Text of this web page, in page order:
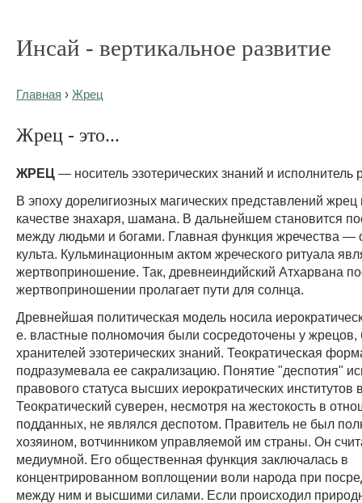
Инсай - вертикальное развитие
Главная › Жрец
Жрец - это...
ЖРЕЦ — носитель эзотерических знаний и исполнитель
В эпоху дорелигиозных магических представлений жрец
качестве знахаря, шамана. В дальнейшем становится
между людьми и богами. Главная функция жречества —
культа. Кульминационным актом жреческого ритуала
жертвоприношение. Так, древнеиндийский Атхарвана
жертвоприношении пролагает пути для солнца.
Древнейшая политическая модель носила
е. властные полномочия были сосредоточены у жрецов,
хранителей эзотерических знаний. Теократическая
подразумевала ее сакрализацию. Понятие "деспотия"
правового статуса высших иерократических институтов
Теократический суверен, несмотря на жестокость в
подданных, не являлся деспотом. Правитель не был
хозяином, вотчинником управляемой им страны. Он
медиумной. Его общественная функция заключалась в
концентрированном воплощении воли народа при
между ним и высшими силами. Если происходил